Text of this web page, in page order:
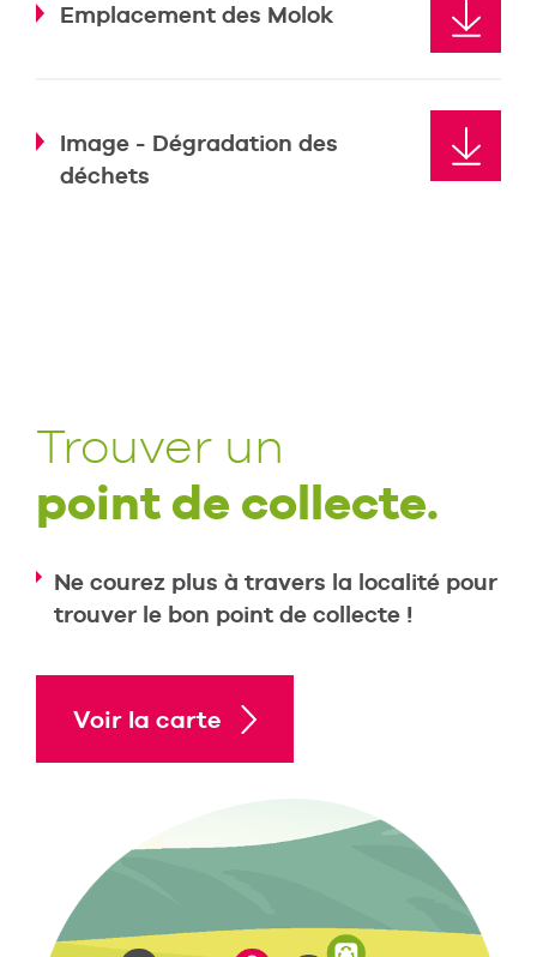
Emplacement des Molok
Image - Dégradation des
déchets
Trouver un
point de collecte.
Ne courez plus à travers la localité pour
trouver le bon point de collecte !
Voir la carte